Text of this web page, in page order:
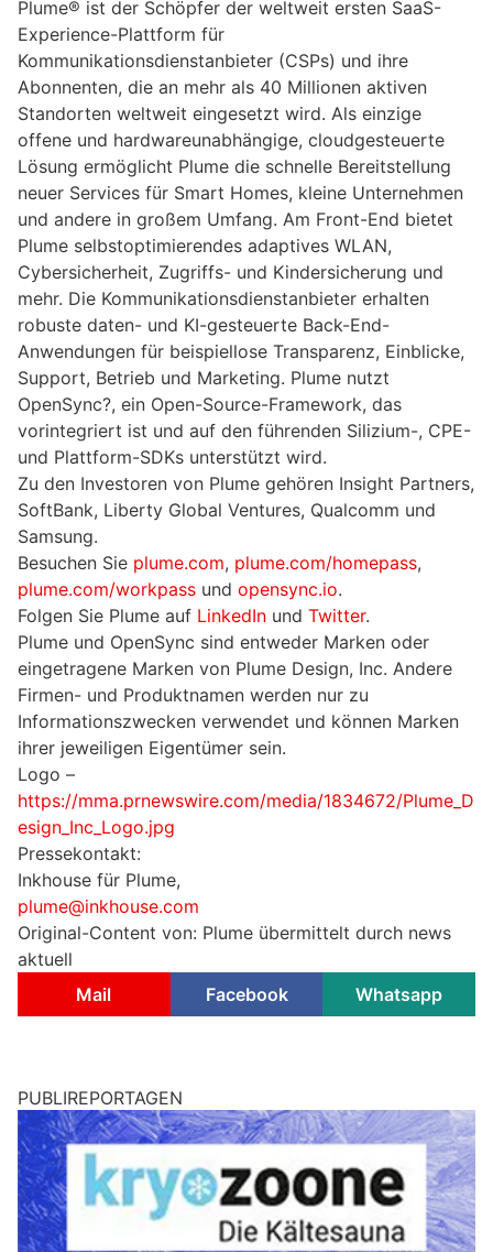
Plume® ist der Schöpfer der weltweit ersten SaaS-
Experience-Plattform für
Kommunikationsdienstanbieter (CSPs) und ihre
Abonnenten, die an mehr als 40 Millionen aktiven
Standorten weltweit eingesetzt wird. Als einzige
offene und hardwareunabhängige, cloudgesteuerte
Lösung ermöglicht Plume die schnelle Bereitstellung
neuer Services für Smart Homes, kleine Unternehmen
und andere in großem Umfang. Am Front-End bietet
Plume selbstoptimierendes adaptives WLAN,
Cybersicherheit, Zugriffs- und Kindersicherung und
mehr. Die Kommunikationsdienstanbieter erhalten
robuste daten- und KI-gesteuerte Back-End-
Anwendungen für beispiellose Transparenz, Einblicke,
Support, Betrieb und Marketing. Plume nutzt
OpenSync?, ein Open-Source-Framework, das
vorintegriert ist und auf den führenden Silizium-, CPE-
und Plattform-SDKs unterstützt wird.
Zu den Investoren von Plume gehören Insight Partners,
SoftBank, Liberty Global Ventures, Qualcomm und
Samsung.
Besuchen Sie plume.com, plume.com/homepass,
plume.com/workpass und opensync.io.
Folgen Sie Plume auf LinkedIn und Twitter.
Plume und OpenSync sind entweder Marken oder
eingetragene Marken von Plume Design, Inc. Andere
Firmen- und Produktnamen werden nur zu
Informationszwecken verwendet und können Marken
ihrer jeweiligen Eigentümer sein.
Logo –
https://mma.prnewswire.com/media/1834672/Plume_D
esign_Inc_Logo.jpg
Pressekontakt:
Inkhouse für Plume,
plume@inkhouse.com
Original-Content von: Plume übermittelt durch news
aktuell
Mail
Facebook Whatsapp
PUBLIREPORTAGEN